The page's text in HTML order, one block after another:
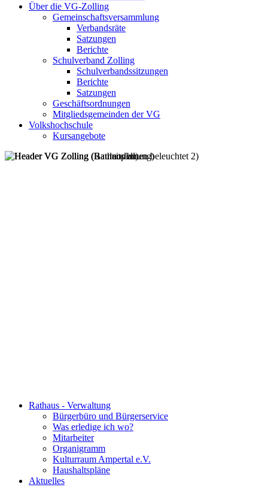
Über die VG-Zolling
Gemeinschaftsversammlung
Verbandsräte
Satzungen
Berichte
Schulverband Zolling
Schulverbandssitzungen
Berichte
Satzungen
Geschäftsordnungen
Mitgliedsgemeinden der VG
Volkshochschule
Kursangebote
Rathaus - Verwaltung
Bürgerbüro und Bürgerservice
Was erledige ich wo?
Mitarbeiter
Organigramm
Kulturraum Ampertal e.V.
Haushaltspläne
Aktuelles